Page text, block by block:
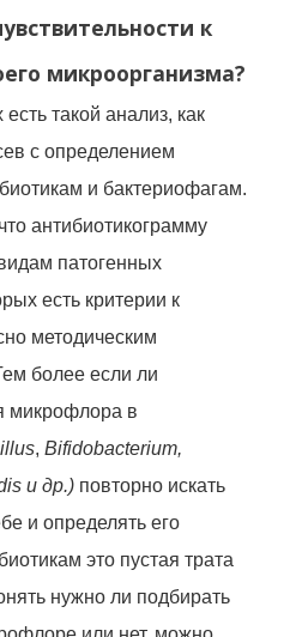
к
микроорганизма?
такой анализ, как
с определением
и бактериофагам.
антибиотикограмму
патогенных
есть критерии к
методическим
более если ли
микрофлора в
,Bifidobacterium,
и др.) повторно искать
и определять его
это пустая трата
нужно ли подбирать